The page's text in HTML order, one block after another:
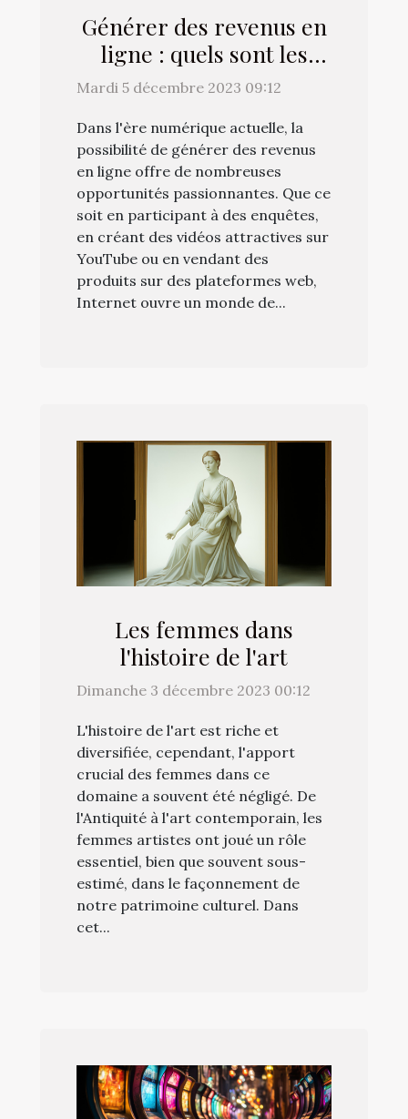
Générer des revenus en
ligne : quels sont les
différents moyens à
Mardi 5 décembre 2023 09:12
Dans l'ère numérique actuelle, la
possibilité de générer des revenus
en ligne offre de nombreuses
opportunités passionnantes. Que ce
soit en participant à des enquêtes,
en créant des vidéos attractives sur
YouTube ou en vendant des
produits sur des plateformes web,
Internet ouvre un monde de...
Les femmes dans
l'histoire de l'art
Dimanche 3 décembre 2023 00:12
L'histoire de l'art est riche et
diversifiée, cependant, l'apport
crucial des femmes dans ce
domaine a souvent été négligé. De
l'Antiquité à l'art contemporain, les
femmes artistes ont joué un rôle
essentiel, bien que souvent sous-
estimé, dans le façonnement de
notre patrimoine culturel. Dans
cet...